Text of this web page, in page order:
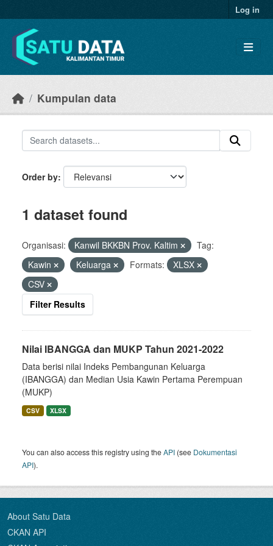
Log in
Kumpulan data
Order by
1 dataset found
Organisasi: Kanwil BKKBN Prov. Kaltim
Tag:
Kawin
Keluarga Formats:
XLSX
CSV
Filter Results
Nilai IBANGGA dan MUKP Tahun 2021-2022
Data berisi nilai Indeks Pembangunan Keluarga
(IBANGGA) dan Median Usia Kawin Pertama Perempuan
(MUKP)
CSV XLSX
You can also access this registry using theAPI (see Dokumentasi
API).
About Satu Data
CKAN API